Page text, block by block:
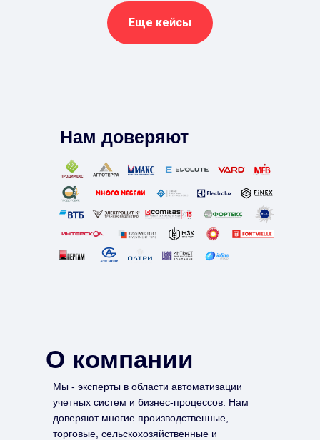
Еще кейсы
Нам доверяют
Мы - эксперты в области автоматизации
учетных систем и бизнес-процессов. Нам
доверяют многие производственные,
торговые, сельскохозяйственные и
О компании